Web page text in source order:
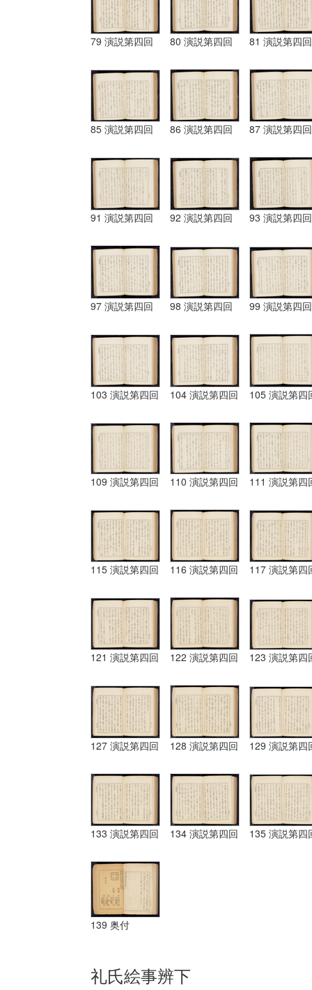
79 演説第四回 80 演説第四回 81 演説第四回
85 演説第四回 86 演説第四回 87 演説第四回
91 演説第四回 92 演説第四回 93 演説第四回
97 演説第四回 98 演説第四回 99 演説第四回
103 演説第四回 104 演説第四回 105 演説第四
109 演説第四回 110 演説第四回 111 演説第四
115 演説第四回 116 演説第四回 117 演説第四
121 演説第四回 122 演説第四回 123 演説第四
127 演説第四回 128 演説第四回 129 演説第四
133 演説第四回 134 演説第四回 135 演説第四
139 奥付
礼氏絵事辨下